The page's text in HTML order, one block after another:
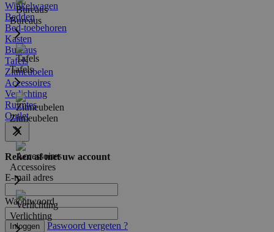
Winkelwagen
Bureaus
Tafels
Zitmeubelen
Accessoires
Verlichting
Bedden
Bed-toebehoren
Kasten
Bureaus
Tafels
Zitmeubelen
Accessoires
Verlichting
Ruimtes
Outlet
Reken af met uw account
E-mail adres
Wachtwoord
Inloggen Paswoord vergeten ?